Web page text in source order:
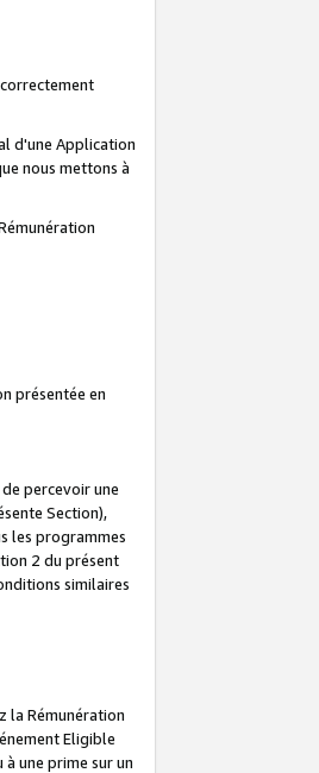
d'une Application
nous mettons à
présentée en
percevoir une
Section),
les programmes
2 du présent
similaires
la Rémunération
Eligible
une prime sur un